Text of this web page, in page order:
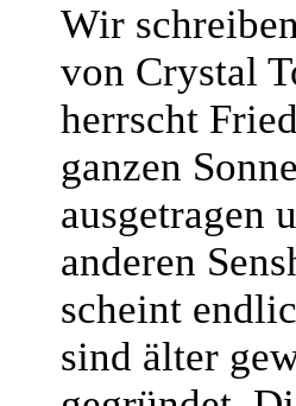
Wir
von Crystal
herrscht
ganzen
ausgetragen
anderen
scheint
sind älter